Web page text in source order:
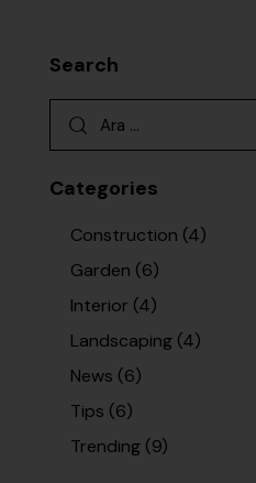
Search
Categories
Construction (4)
Garden (6)
Interior (4)
Landscaping (4)
News (6)
Tips (6)
Trending (9)